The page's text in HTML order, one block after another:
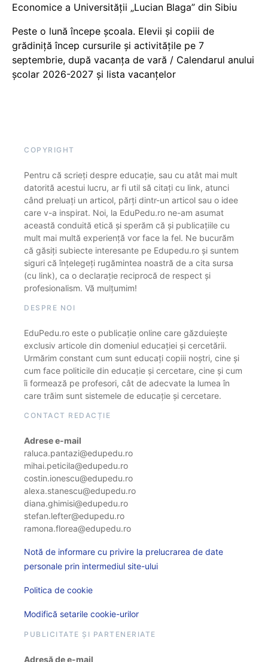
Economice a Universității „Lucian Blaga” din Sibiu
Peste o lună începe școala. Elevii și copiii de
grădiniță încep cursurile și activitățile pe 7
septembrie, după vacanța de vară / Calendarul anului
școlar 2026-2027 și lista vacanțelor
COPYRIGHT
Pentru că scrieți despre educație, sau cu atât mai mult
datorită acestui lucru, ar fi util să citați cu link, atunci
când preluați un articol, părți dintr-un articol sau o idee
care v-a inspirat. Noi, la EduPedu.ro ne-am asumat
această conduită etică și sperăm că și publicațiile cu
mult mai multă experiență vor face la fel. Ne bucurăm
că găsiți subiecte interesante pe Edupedu.ro și suntem
siguri că înțelegeți rugămintea noastră de a cita sursa
(cu link), ca o declarație reciprocă de respect și
profesionalism. Vă mulțumim!
DESPRE NOI
EduPedu.ro este o publicație online care găzduiește
exclusiv articole din domeniul educației și cercetării.
Urmărim constant cum sunt educați copiii noștri, cine și
cum face politicile din educație și cercetare, cine și cum
îi formează pe profesori, cât de adecvate la lumea în
care trăim sunt sistemele de educație și cercetare.
CONTACT REDACȚIE
Adrese e-mail
raluca.pantazi@edupedu.ro
mihai.peticila@edupedu.ro
costin.ionescu@edupedu.ro
alexa.stanescu@edupedu.ro
diana.ghimisi@edupedu.ro
stefan.lefter@edupedu.ro
ramona.florea@edupedu.ro
Notă de informare cu privire la prelucrarea de date
personale prin intermediul site-ului
Politica de cookie
Modifică setarile cookie-urilor
PUBLICITATE ȘI PARTENERIATE
Adresă de e-mail